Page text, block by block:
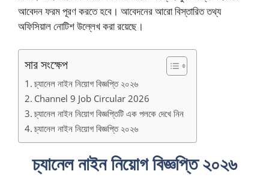
আবেদন ফরম পূরণ করতে হবে। আবেদনের আরো বিস্তারিত তথ্য
অফিসিয়াল নোটিশ উল্লেখ করা রয়েছে।
সার সংক্ষেপ
চ্যানেল নাইন নিয়োগ বিজ্ঞপ্তি ২০২৬
Channel 9 Job Circular 2026
চ্যানেল নাইন নিয়োগ বিজ্ঞপ্তিটি এক পলকে দেখে নিন
চ্যানেল নাইন নিয়োগ বিজ্ঞপ্তি ২০২৬
চ্যানেল নাইন নিয়োগ বিজ্ঞপ্তি ২০২৬